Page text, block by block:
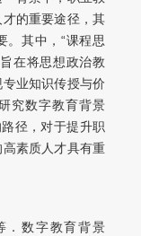
的重要途径，其
。其中，“课程思
在将思想政治教
业知识传授与价
究数字教育背景
径，对于提升职
素质人才具有重
．数字教育背景